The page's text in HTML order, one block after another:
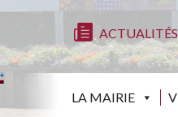
ACTUALITÉS
LA MAIRIE